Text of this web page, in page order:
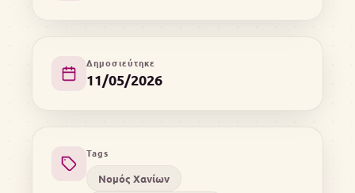
Δημοσιεύτηκε
11/05/2026
Tags
Νομός Χανίων